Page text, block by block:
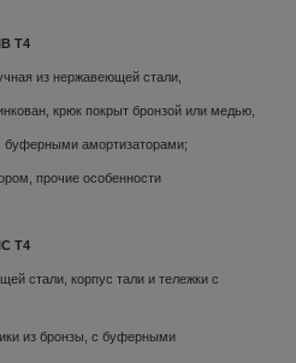
T4
из нержавеющей стали,
крюк покрыт бронзой или медью,
буферными амортизаторами;
прочие особенности
T4
стали, корпус тали и тележки с
из бронзы, с буферными